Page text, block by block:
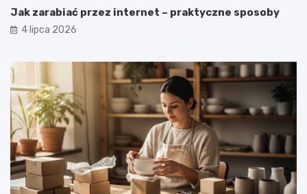
Jak zarabiać przez internet – praktyczne sposoby
4 lipca 2026